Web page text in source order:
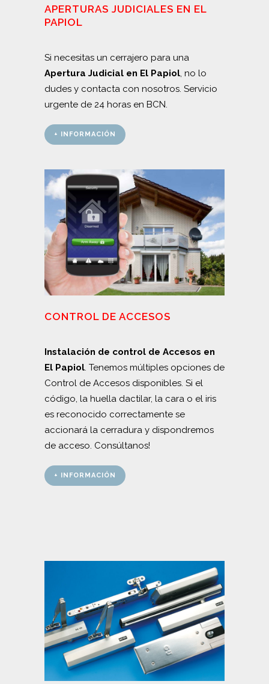
APERTURAS JUDICIALES EN EL
PAPIOL
Si necesitas un cerrajero para una
Apertura Judicial en El Papiol , no lo
dudes y contacta con nosotros. Servicio
urgente de 24 horas en BCN.
+ INFORMACIÓN
CONTROL DE ACCESOS
Instalación de control de Accesos en
El Papiol . Tenemos múltiples opciones de
Control de Accesos disponibles. Si el
código, la huella dactilar, la cara o el iris
es reconocido correctamente se
accionará la cerradura y dispondremos
de acceso. Consúltanos!
+ INFORMACIÓN